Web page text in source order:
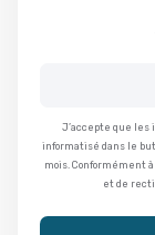
J’accepte que
informatisé dans le
mois. Conformément
et de